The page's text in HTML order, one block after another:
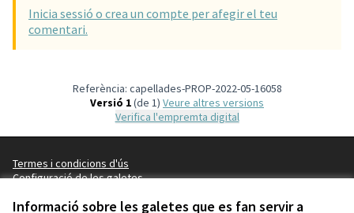
Informació sobre les galetes que es fan servir a
Inicia sessió o crea un compte per afegir el teu
comentari.
Referència: capellades-PROP-2022-05-16058
Versió 1(de 1)
veure altres versions
Verifica l'empremta digital
Termes i condicions d'ús
Configuració de les galetes